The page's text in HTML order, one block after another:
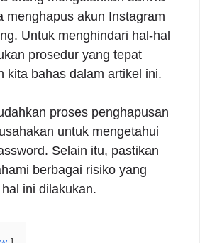
menghapus akun Instagram
Untuk menghindari hal-hal
prosedur yang tepat
kita bahas dalam artikel ini.
proses penghapusan
untuk mengetahui
Selain itu, pastikan
berbagai risiko yang
ini dilakukan.